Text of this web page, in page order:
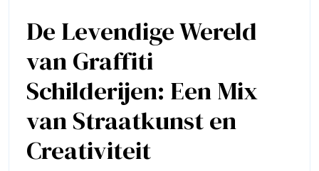
De Levendige Wereld
van Graffiti
Schilderijen: Een Mix
van Straatkunst en
CreativiteitLevendige